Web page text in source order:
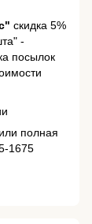
скидка 5%
-
посылок
полная
1675